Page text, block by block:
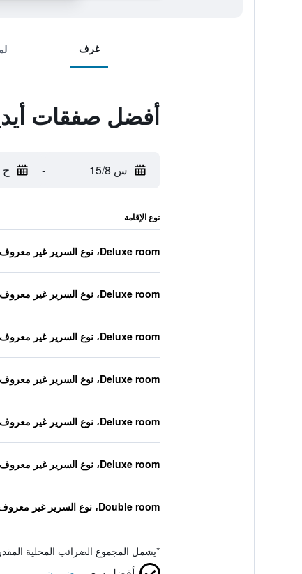
غرف
أفضل صفقات
س 15/8 - ح 16/8
نوع الإقامة
Deluxe room، نوع السرير غير معروف
Deluxe room، نوع السرير غير معروف
Deluxe room، نوع السرير غير معروف
Deluxe room، نوع السرير غير معروف
Deluxe room، نوع السرير غير معروف
Deluxe room، نوع السرير غير معروف
Double room، نوع السرير غير معروف
*يشمل المجموع الضرائب المحلية